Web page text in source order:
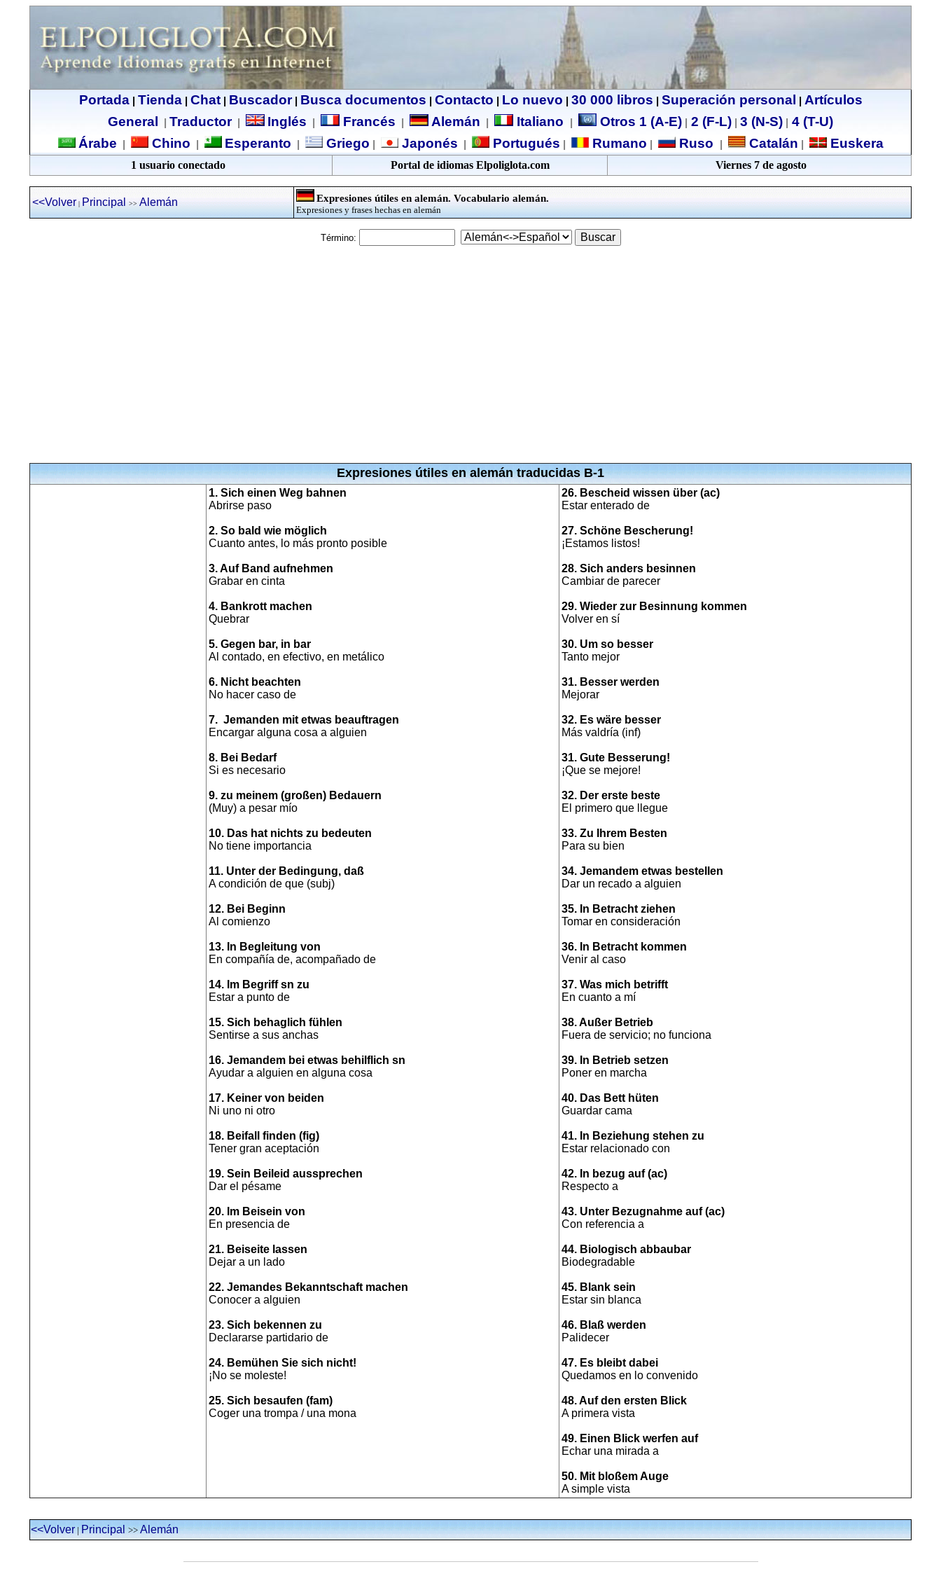
Portada| Tienda| Chat| Buscador| Busca documentos Contacto Lo nuevo 30 000 libros Superación personal
Artículos
General
Traductor| Inglés Francés Alemán Italiano Otros 1 (A-E) 2 (F-L) 3 (N-S)
4 (T-U)
Árabe
Chino Esperanto Griego Japonés Portugués Rumano Ruso Catalán Euskera
1 usuario conectado Portal de idiomas Elpoliglota.com Viernes 7 de agosto
<<Volver | Principal >> Alemán Expresiones útiles en alemán. Vocabulario alemán.
Expresiones y frases hechas en alemán
Término:
Expresiones útiles en alemán traducidas B-1
1. Sich einen Weg bahnen
Abrirse paso
2. So bald wie möglich
Cuanto antes, lo más pronto posible
3. Auf Band aufnehmen
Grabar en cinta
4. Bankrott machen
Quebrar
5. Gegen bar, in bar
Al contado, en efectivo, en metálico
6. Nicht beachten
No hacer caso de
7. Jemanden mit etwas beauftragen
Encargar alguna cosa a alguien
8. Bei Bedarf
Si es necesario
9. zu meinem (großen) Bedauern
(Muy) a pesar mío
10. Das hat nichts zu bedeuten
No tiene importancia
11. Unter der Bedingung, daß
A condición de que (subj)
12. Bei Beginn
Al comienzo
13. In Begleitung von
En compañía de, acompañado de
14. Im Begriff sn zu
Estar a punto de
15. Sich behaglich fühlen
Sentirse a sus anchas
16. Jemandem bei etwas behilflich sn
Ayudar a alguien en alguna cosa
17. Keiner von beiden
Ni uno ni otro
18. Beifall finden (fig)
Tener gran aceptación
19. Sein Beileid aussprechen
Dar el pésame
20. Im Beisein von
En presencia de
21. Beiseite lassen
Dejar a un lado
22. Jemandes Bekanntschaft machen
Conocer a alguien
23. Sich bekennen zu
Declararse partidario de
24. Bemühen Sie sich nicht!
¡No se moleste!
25. Sich besaufen (fam)
Coger una trompa / una mona
26. Bescheid wissen über (ac)
Estar enterado de
27. Schöne Bescherung!
¡Estamos listos!
28. Sich anders besinnen
Cambiar de parecer
29. Wieder zur Besinnung kommen
Volver en sí
30. Um so besser
Tanto mejor
31. Besser werden
Mejorar
32. Es wäre besser
Más valdría (inf)
31. Gute Besserung!
¡Que se mejore!
32. Der erste beste
El primero que llegue
33. Zu Ihrem Besten
Para su bien
34. Jemandem etwas bestellen
Dar un recado a alguien
35. In Betracht ziehen
Tomar en consideración
36. In Betracht kommen
Venir al caso
37. Was mich betrifft
En cuanto a mí
38. Außer Betrieb
Fuera de servicio; no funciona
39. In Betrieb setzen
Poner en marcha
40. Das Bett hüten
Guardar cama
41. In Beziehung stehen zu
Estar relacionado con
42. In bezug auf (ac)
Respecto a
43. Unter Bezugnahme auf (ac)
Con referencia a
44. Biologisch abbaubar
Biodegradable
45. Blank sein
Estar sin blanca
46. Blaß werden
Palidecer
47. Es bleibt dabei
Quedamos en lo convenido
48. Auf den ersten Blick
A primera vista
49. Einen Blick werfen auf
Echar una mirada a
50. Mit bloßem Auge
A simple vista
<<Volver|Principal >>Alemán